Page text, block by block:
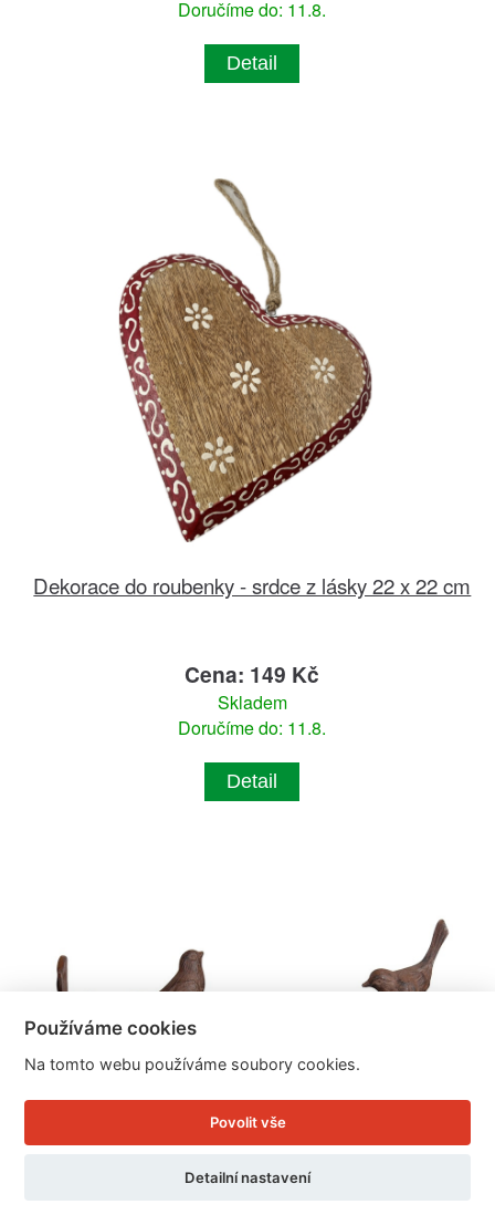
Doručíme do: 11.8.
Detail
Dekorace do roubenky - srdce z lásky 22 x 22 cm
Cena: 149 Kč
Skladem
Doručíme do: 11.8.
Detail
Používáme cookies
Na tomto webu používáme soubory cookies.
Povolit vše
Detailní nastavení